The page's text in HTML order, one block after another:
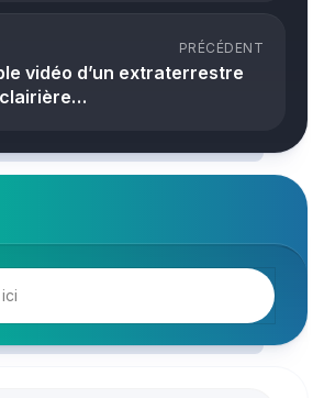
PRÉCÉDENT
vidéo d’un extraterrestre